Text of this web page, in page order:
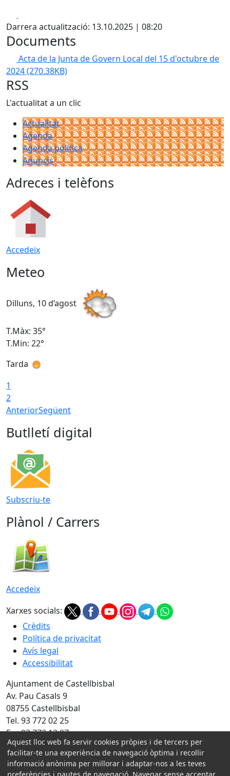
Darrera actualització: 13.10.2025 | 08:20
Documents
Acta de la Junta de Govern Local del 15 d'octubre de
2024(270.38KB)
RSS
L'actualitat a un clic
Actualitat
Agenda
Agenda política
Anuncis
Adreces i telèfons
Accedeix
Meteo
Dilluns, 10 d’agost
T.Màx: 35°
T.Min: 22°
Tarda
1
2
AnteriorSegüent
Butlletí digital
Subscriu-te
Plànol / Carrers
Accedeix
Xarxes socials:
Crèdits
Política de privacitat
Avís legal
Accessibilitat
Ajuntament de Castellbisbal
Av. Pau Casals 9
08755 Castellbisbal
Tel. 93 772 02 25
Fax 93 772 13 07
Amb la col·laboració de:
Aquest lloc web fa servir cookies pròpies i de tercers per
facilitar-te una experiència de navegació òptima i recollir
informació anònima per millorar i adaptar-nos a les teves